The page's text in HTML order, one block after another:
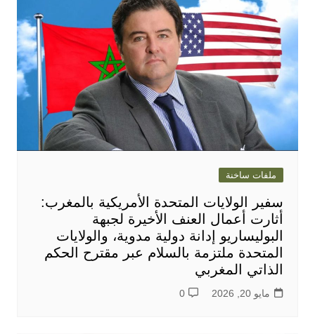
ملفات ساخنة
سفير الولايات المتحدة الأمريكية بالمغرب:
أثارت أعمال العنف الأخيرة لجبهة
البوليساريو إدانة دولية مدوية، والولايات
المتحدة ملتزمة بالسلام عبر مقترح الحكم
الذاتي المغربي
مايو 20, 2026 0